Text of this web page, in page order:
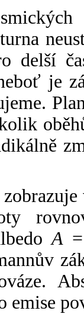
delší
je
A
emise